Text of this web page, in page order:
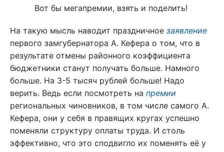
Вот бы мегапремии, взять и поделить!
На такую мысль наводит праздничное заявление
первого замгубернатора А. Кефера о том, что в
результате отмены районного коэффициента
бюджетники станут получать больше. Намного
больше. На 3-5 тысяч рублей больше! Надо
верить. Ведь если посмотреть на премии
региональных чиновников, в том числе самого А.
Кефера, они у себя в правящих кругах успешно
поменяли структуру оплаты труда. И столь
эффективно, что это сподвигло их поменять её у